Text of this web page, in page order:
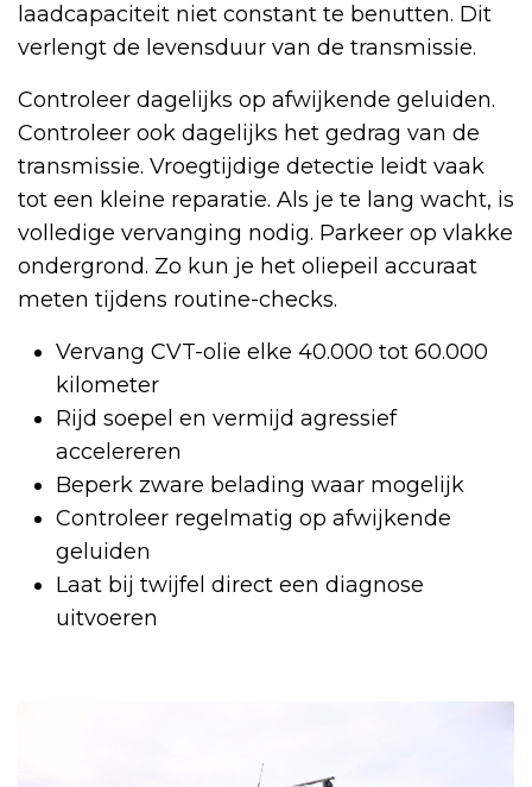
laadcapaciteit niet constant te benutten. Dit
verlengt de levensduur van de transmissie.
Controleer dagelijks op afwijkende geluiden.
Controleer ook dagelijks het gedrag van de
transmissie. Vroegtijdige detectie leidt vaak
tot een kleine reparatie. Als je te lang wacht, is
volledige vervanging nodig. Parkeer op vlakke
ondergrond. Zo kun je het oliepeil accuraat
meten tijdens routine-checks.
Vervang CVT-olie elke 40.000 tot 60.000
kilometer
Rijd soepel en vermijd agressief
accelereren
Beperk zware belading waar mogelijk
Controleer regelmatig op afwijkende
geluiden
Laat bij twijfel direct een diagnose
uitvoeren